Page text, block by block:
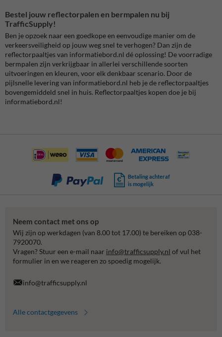
Bestel jouw reflectorpalen en bermpalen nu bij
TrafficSupply!
Ben je opzoek naar een goedkope en eenvoudige manier om de
verkeersveiligheid op jouw weg snel te verhogen? Dan zijn de
reflectorpaaltjes van informatiebord.nl dé oplossing! De voorradige
bermpalen zijn verkrijgbaar in allerlei verschillende soorten
uitvoeringen en kleuren, voor elk denkbaar scenario. Door de
pijlsnelle levering van informatiebord.nl heb je de reflectorpaaltjes
bovengemiddeld snel in huis. Reflectorpaaltjes kopen doe je bij
informatiebord.nl!
Betaling achteraf
is mogelijk
Neem contact met ons op
Wij zijn op werkdagen (van 8.00 tot 17.00) te bereiken op 038-
7920070.
Vragen? Stuur een e-mail naar info@trafficsupply.nl of vul het
formulier in en we reageren zo spoedig mogelijk.
info@trafficsupply.nl
Alle contactgegevens